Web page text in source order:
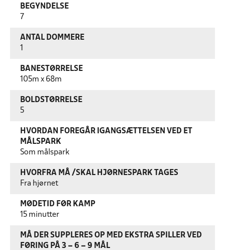
BEGYNDELSE
7
ANTAL DOMMERE
BANESTØRRELSE
105m x 68m
BOLDSTØRRELSE
5
HVORDAN FOREGÅR IGANGSÆTTELSEN VED ET
MÅLSPARK
Som målspark
HVORFRA MÅ /SKAL HJØRNESPARK TAGES
Fra hjørnet
MØDETID FØR KAMP
15 minutter
MÅ DER SUPPLERES OP MED EKSTRA SPILLER VED
FØRING PÅ 3 – 6 – 9 MÅL